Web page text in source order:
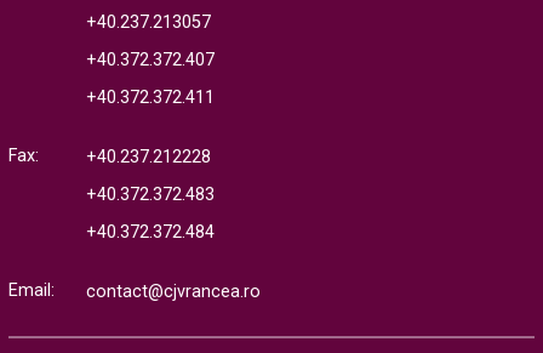
+40.237.213057
+40.372.372.407
+40.372.372.411
Fax:
+40.237.212228
+40.372.372.483
+40.372.372.484
Email: contact@cjvrancea.ro